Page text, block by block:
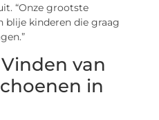
“Onze grootste
blije kinderen die graag
van
in